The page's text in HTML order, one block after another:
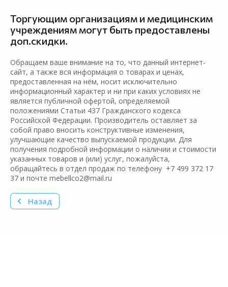
Торгующим организациям и медицинским
учреждениям могут быть предоставлены
доп.скидки.
Обращаем ваше внимание на то, что данный интернет-
сайт, а также вся информация о товарах и ценах,
предоставленная на нём, носит исключительно
информационный характер и ни при каких условиях не
является публичной офертой, определяемой
положениями Статьи 437 Гражданского кодекса
Российской Федерации. Производитель оставляет за
собой право вносить конструктивные изменения,
улучшающие качество выпускаемой продукции. Для
получения подробной информации о наличии и стоимости
указанных товаров и (или) услуг, пожалуйста,
обращайтесь в отдел продаж по телефону +7 499 372 17
37 и почте mebellco2@mail.ru
Назад